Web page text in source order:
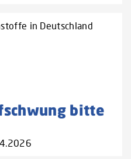
in Deutschland
bitte